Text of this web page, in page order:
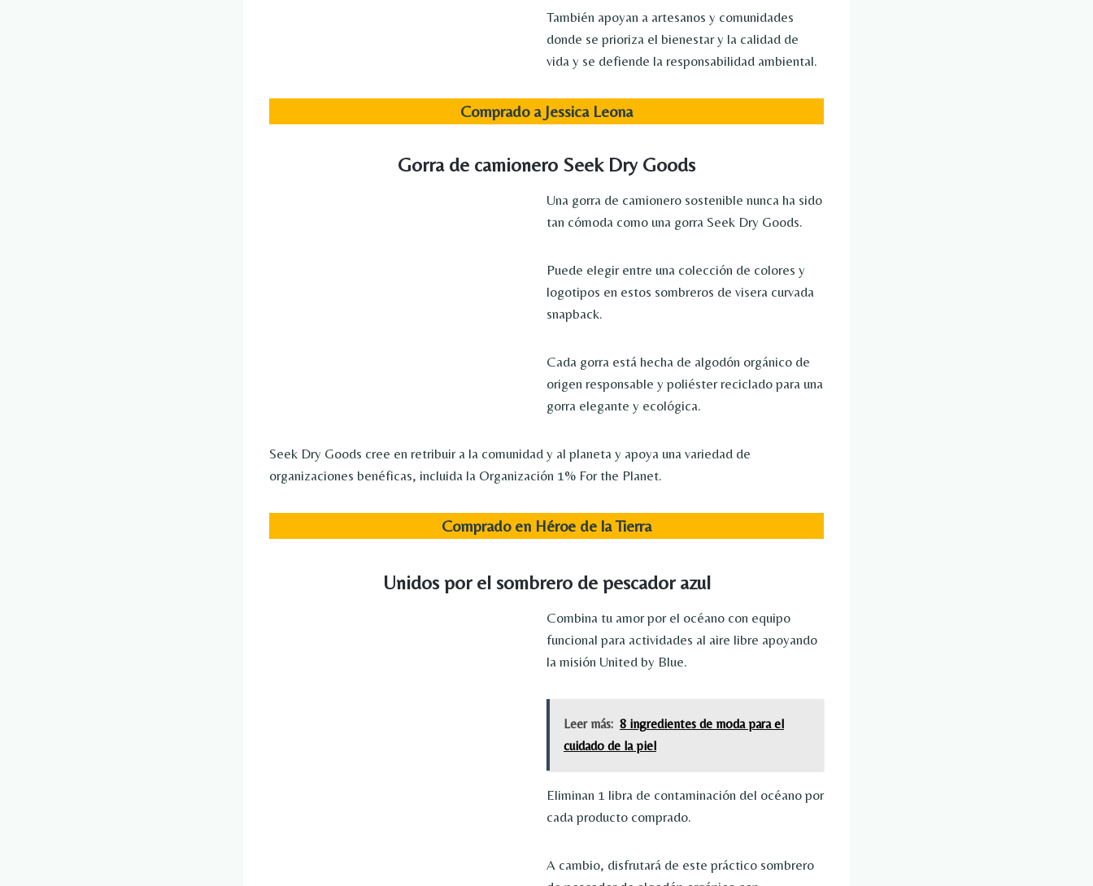
También apoyan a artesanos y comunidades
donde se prioriza el bienestar y la calidad de
vida y se defiende la responsabilidad ambiental.
Comprado a Jessica Leona
Gorra de camionero Seek Dry Goods
Una gorra de camionero sostenible nunca ha sido
tan cómoda como una gorra Seek Dry Goods.
Puede elegir entre una colección de colores y
logotipos en estos sombreros de visera curvada
snapback.
Cada gorra está hecha de algodón orgánico de
origen responsable y poliéster reciclado para una
gorra elegante y ecológica.
Seek Dry Goods cree en retribuir a la comunidad y al planeta y apoya una variedad de
organizaciones benéficas, incluida la Organización 1% For the Planet.
Comprado en Héroe de la Tierra
Unidos por el sombrero de pescador azul
Combina tu amor por el océano con equipo
funcional para actividades al aire libre apoyando
la misión United by Blue.
Leer más: 8 ingredientes de moda para el
cuidado de la piel
Eliminan 1 libra de contaminación del océano por
cada producto comprado.
A cambio, disfrutará de este práctico sombrero